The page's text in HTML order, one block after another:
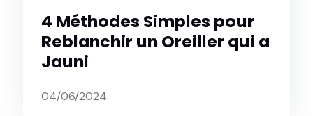
4 Méthodes Simples pour
Reblanchir un Oreiller qui a
Jauni
04/06/2024